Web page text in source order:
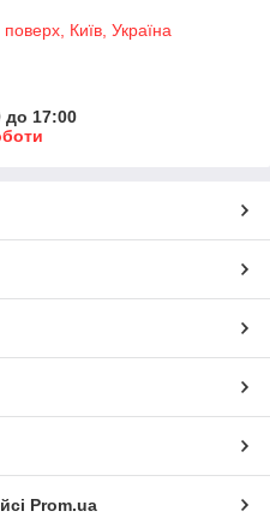
Київ, Україна
до 17:00
Prom.ua